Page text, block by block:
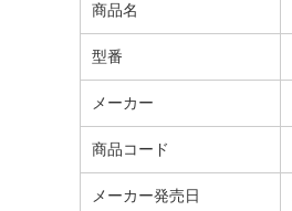
商品名
型番
メーカー
商品コード
メーカー発売日